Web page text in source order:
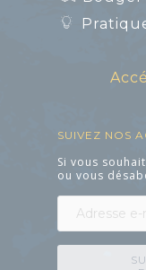
Art et Culture
SUIVEZ NOS
Si vous
ou vous